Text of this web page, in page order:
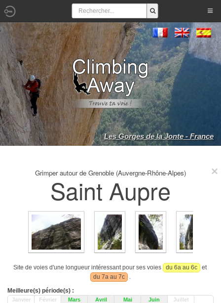
Les Gorges de la Jonte - France
Grimper autour de Grenoble (Auvergne-Rhône-Alpes)
Saint Aupre
Site de voies d'une longueur intéressant pour ses voies du 6a au 6c
et
du 7a au 7c
.
Meilleure(s) période(s) :
Janvier Février Mars Avril Mai Juin
Juillet